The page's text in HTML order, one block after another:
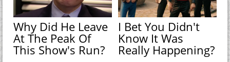
Why Did He Leave
At The Peak Of
This Show's Run?
I Bet You Didn't
Know It Was
Really Happening?